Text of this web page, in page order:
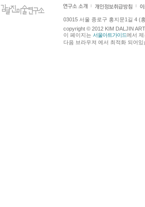
03015 서울 종로구 홍지문1길 4 (
copyright © 2012 KIM DALJIN
이 페이지는 서울아트가이드에서
다음 브라우져 에서 최적화 되어